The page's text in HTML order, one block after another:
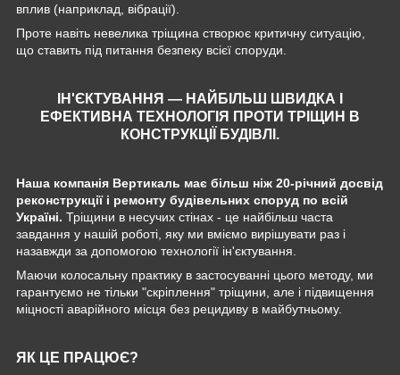
вплив (наприклад, вібрації).
Проте навіть невелика тріщина створює критичну ситуацію,
що ставить під питання безпеку всієї споруди.
ІН'ЄКТУВАННЯ — НАЙБІЛЬШ ШВИДКА І
ЕФЕКТИВНА ТЕХНОЛОГІЯ ПРОТИ ТРІЩИН В
КОНСТРУКЦІЇ БУДІВЛІ.
Наша компанія Вертикаль має більш ніж 20-річний досвід
реконструкції і ремонту будівельних споруд по всій
Україні. Тріщини в несучих стінах - це найбільш часта
завдання у нашій роботі, яку ми вміємо вирішувати раз і
назавжди за допомогою технології ін'єктування.
Маючи колосальну практику в застосуванні цього методу, ми
гарантуємо не тільки "скріплення" тріщини, але і підвищення
міцності аварійного місця без рецидиву в майбутньому.
ЯК ЦЕ ПРАЦЮЄ?